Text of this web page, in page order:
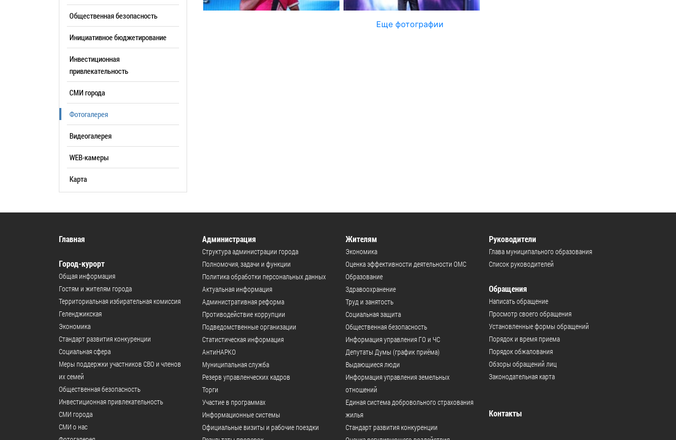
Список руководителейОбщественная безопасность
Инициативное бюджетирование
Инвестиционная
привлекательность
СМИ города
Фотогалерея
Видеогалерея
WEB-камеры
Карта
Еще фотографии
Главная
Город-курорт
Общая информация
Гостям и жителям города
Территориальная избирательная комиссия
Геленджикcкая
Экономика
Стандарт развития конкуренции
Социальная сфера
Меры поддержки участников СВО и членов
их семей
Общественная безопасность
Инвестиционная привлекательность
СМИ города
СМИ о нас
Администрация
Структура администрации города
Полномочия, задачи и функции
Политика обработки персональных данных
Актуальная информация
Административная реформа
Противодействие коррупции
Подведомственные организации
Статистическая информация
АнтиНАРКО
Муниципальная служба
Резерв управленческих кадров
Торги
Участие в программах
Информационные системы
Официальные визиты и рабочие поездки
Жителям
Экономика
Оценка эффективности деятельности ОМС
Образование
Здравоохранение
Труд и занятость
Социальная защита
Общественная безопасность
Информация управления ГО и ЧС
Депутаты Думы (график приёма)
Выдающиеся люди
Информация управления земельных
отношений
Единая система добровольного страхования
жилья
Стандарт развития конкуренции
Руководители
Глава муниципального образования
Список руководителей
Обращения
Написать обращение
Просмотр своего обращения
Установленные формы обращений
Порядок и время приема
Порядок обжалования
Обзоры обращений лиц
Законодательная карта
Контакты